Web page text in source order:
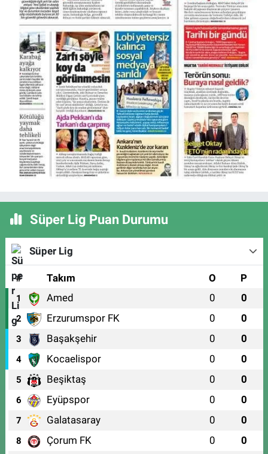
Süper Lig Puan Durumu
Süper Lig
# Takım O P
1 Amed 0 0
2 Erzurumspor FK 0 0
3 Başakşehir 0 0
4 Kocaelispor 0 0
5 Beşiktaş 0 0
6 Eyüpspor 0 0
7 Galatasaray 0 0
8 Çorum FK 0 0